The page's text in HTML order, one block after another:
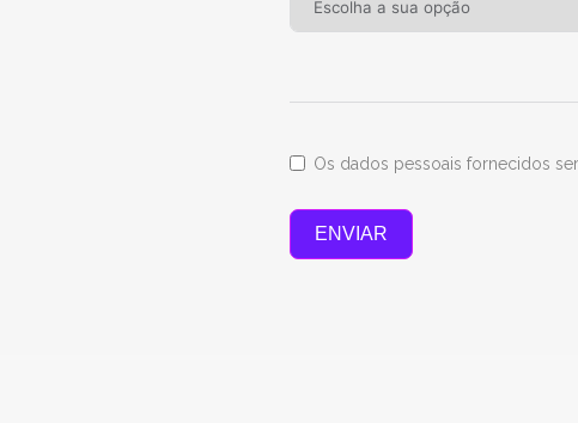
Os dados pessoais fornecidos
ENVIAR